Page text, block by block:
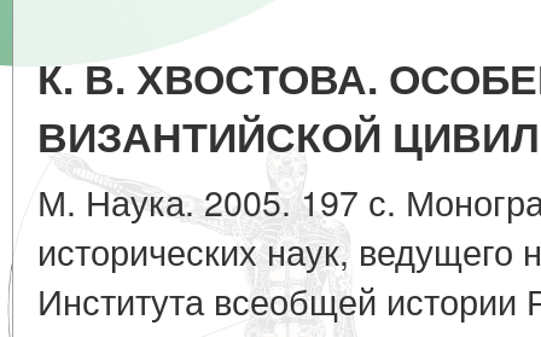
К. В. ХВОСТОВА.
ВИЗАНТИЙСКОЙ
М. Наука. 2005. 197 с.
исторических наук, ведущего
Института всеобщей